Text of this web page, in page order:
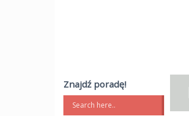
Znajdź poradę!